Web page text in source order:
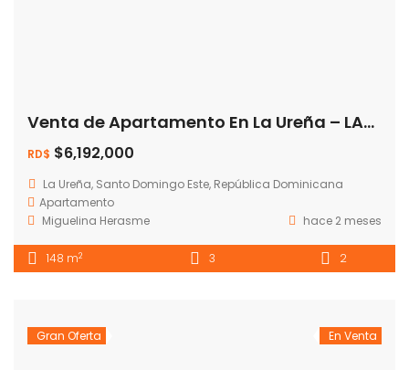
Venta de Apartamento En La Ureña – LAs Américas
RD$ $6,192,000
La Ureña, Santo Domingo Este, República Dominicana
Apartamento
Miguelina Herasme
hace 2 meses
148 m2 3 2
Gran Oferta En Venta